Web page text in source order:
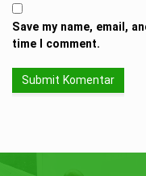
Save my name, email,
time I comment.